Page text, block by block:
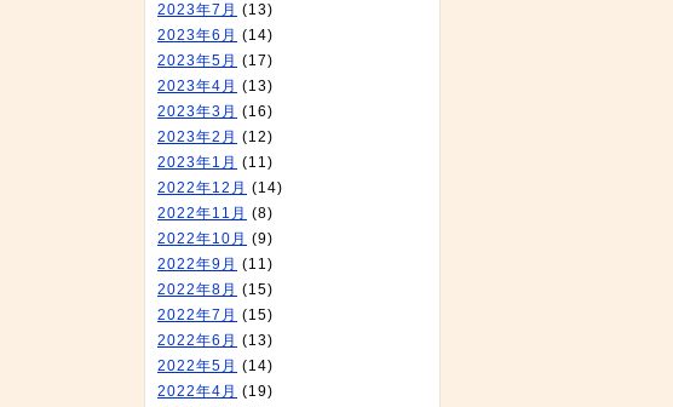
2023年7月 (13)
2023年6月 (14)
2023年5月 (17)
2023年4月 (13)
2023年3月 (16)
2023年2月 (12)
2023年1月 (11)
2022年12月 (14)
2022年11月 (8)
2022年10月 (9)
2022年9月 (11)
2022年8月 (15)
2022年7月 (15)
2022年6月 (13)
2022年5月 (14)
2022年4月 (19)